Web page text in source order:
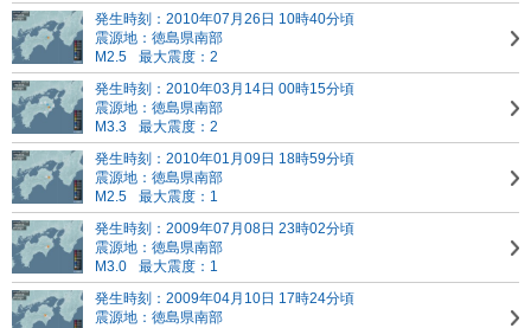
発生時刻：2010年07月26日 10時40分頃
震源地：徳島県南部
M2.5
最大震度：2
発生時刻：2010年03月14日 00時15分頃
震源地：徳島県南部
M3.3
最大震度：2
発生時刻：2010年01月09日 18時59分頃
震源地：徳島県南部
M2.5
最大震度：1
発生時刻：2009年07月08日 23時02分頃
震源地：徳島県南部
M3.0
最大震度：1
発生時刻：2009年04月10日 17時24分頃
震源地：徳島県南部